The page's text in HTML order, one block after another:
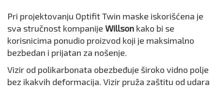
Pri projektovanju Optifit Twin maske iskorišćena je
sva stručnost kompanije Willson kako bi se
korisnicima ponudio proizvod koji je maksimalno
bezbedan i prijatan za nošenje.
Vizir od polikarbonata obezbeđuje široko vidno polje
bez ikakvih deformacija. Vizir pruža zaštitu od udara